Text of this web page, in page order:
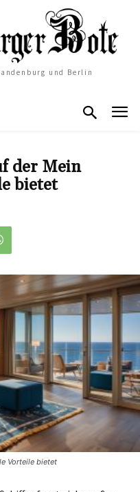
und Berlin
der Mein
bietet
Vorteile bietet